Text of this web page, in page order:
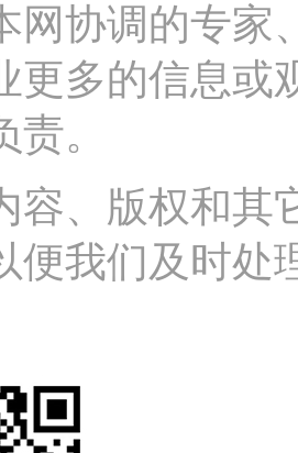
网协调的专家
更多的信息或
。
容、版权和其
便我们及时处